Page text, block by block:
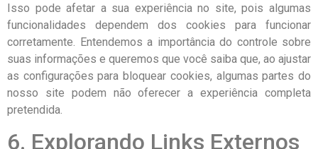
Isso pode afetar a sua experiência no site, pois algumas
funcionalidades dependem dos cookies para funcionar
corretamente. Entendemos a importância do controle sobre
suas informações e queremos que você saiba que, ao ajustar
as configurações para bloquear cookies, algumas partes do
nosso site podem não oferecer a experiência completa
pretendida.
6. Explorando Links Externos